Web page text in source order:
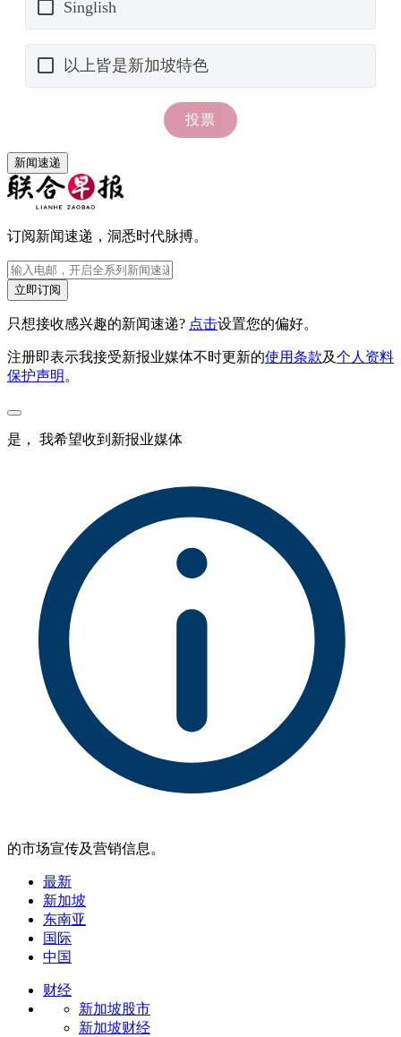
新闻速递
订阅新闻速递，洞悉时代脉搏。
立即订阅
只想接收感兴趣的新闻速递? 点击设置您的偏好。
注册即表示我接受新报业媒体不时更新的使用条款及个人资料
保护声明 。
是， 我希望收到新报业媒体
的市场宣传及营销信息。
最新
新加坡
东南亚
国际
中国
财经
新加坡股市
新加坡财经